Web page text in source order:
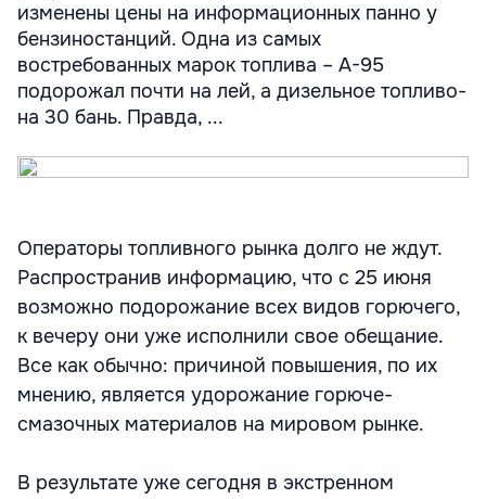
изменены цены на информационных панно у
бензиностанций. Одна из самых
востребованных марок топлива – А-95
подорожал почти на лей, а дизельное топливо-
на 30 бань. Правда, ...
Операторы топливного рынка долго не ждут.
Распространив информацию, что с 25 июня
возможно подорожание всех видов горючего,
к вечеру они уже исполнили свое обещание.
Все как обычно: причиной повышения, по их
мнению, является удорожание горюче-
смазочных материалов на мировом рынке.
В результате уже сегодня в экстренном